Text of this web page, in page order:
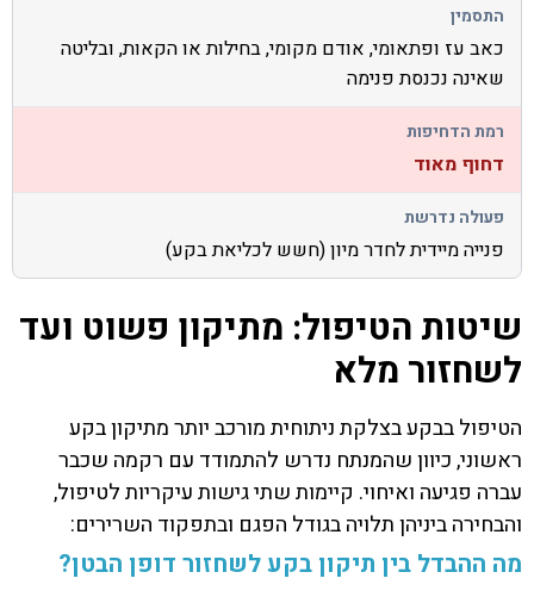
כאב עז ופתאומי, אודם מקומי, בחילות או הקאות, ובליטה
שאינה נכנסת פנימה
דחוף מאוד
פנייה מיידית לחדר מיון (חשש לכליאת בקע)
שיטות הטיפול: מתיקון פשוט ועד
לשחזור מלא
הטיפול בבקע בצלקת ניתוחית מורכב יותר מתיקון בקע
ראשוני, כיוון שהמנתח נדרש להתמודד עם רקמה שכבר
עברה פגיעה ואיחוי. קיימות שתי גישות עיקריות לטיפול,
והבחירה ביניהן תלויה בגודל הפגם ובתפקוד השרירים:
מה ההבדל בין תיקון בקע לשחזור דופן הבטן?